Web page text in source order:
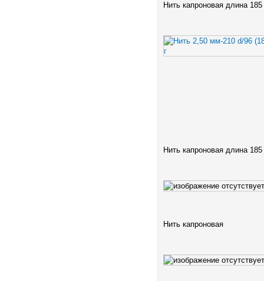
Нить капроновая длина
Нить капроновая длина
Нить капроновая